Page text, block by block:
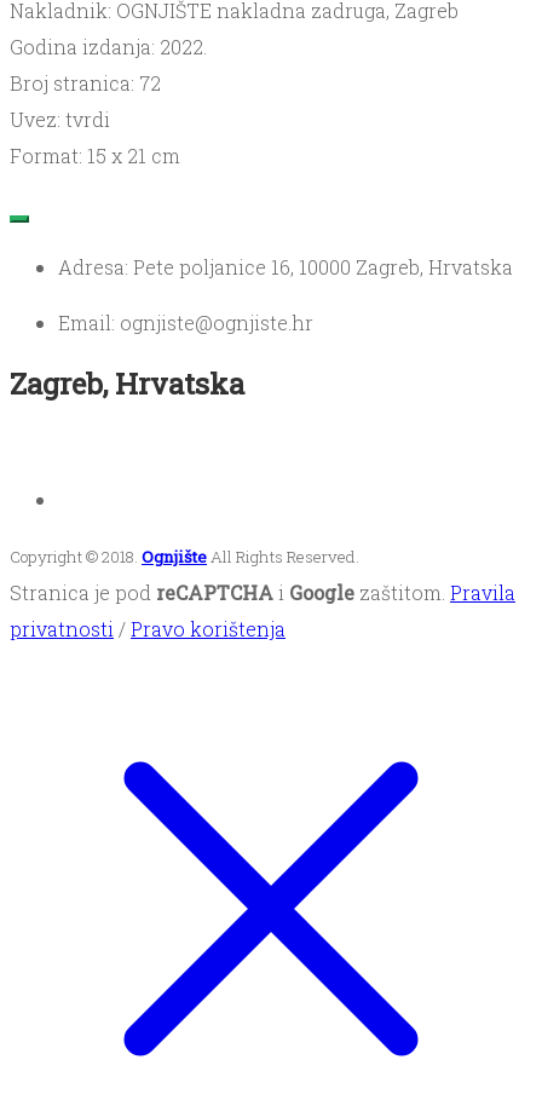
Nakladnik: OGNJIŠTE nakladna zadruga, Zagreb
Godina izdanja: 2022.
Broj stranica: 72
Uvez: tvrdi
Format: 15 x 21 cm
Adresa: Pete poljanice 16, 10000 Zagreb, Hrvatska
Email: ognjiste@ognjiste.hr
Zagreb, Hrvatska
Copyright © 2018. OgnjišteAll Rights Reserved.
Stranica je pod reCAPTCHAi Google zaštitom. Pravila
privatnosti /Pravo korištenja